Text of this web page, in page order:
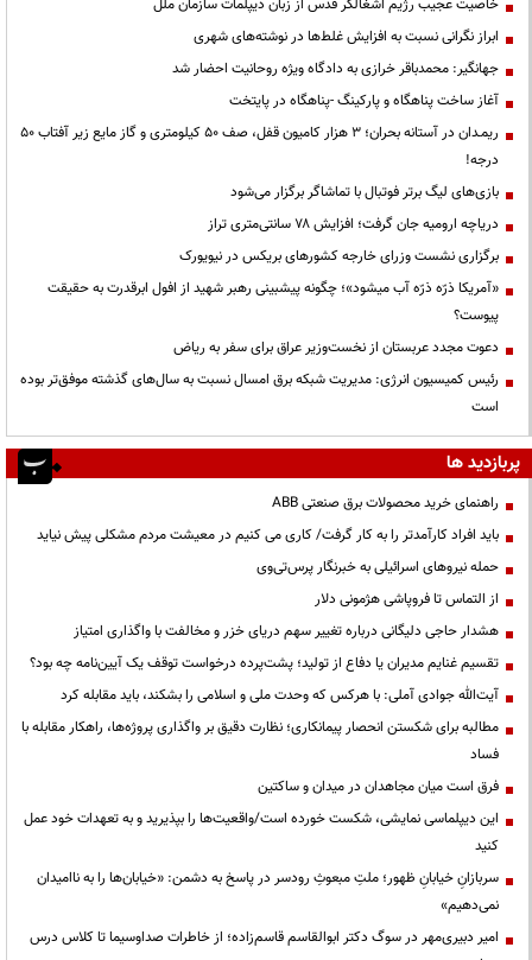
خاصیت عجیب رژیم اشغالگر قدس از زبان دیپلمات سازمان ملل
ابراز نگرانی نسبت به افزایش غلط‌ها در نوشته‌های شهری
جهانگیر: محمدباقر خرازی به دادگاه ویژه روحانیت احضار شد
آغاز ساخت پناهگاه و پارکینگ -پناهگاه در پایتخت
ریمـدان در آستانه بحران؛ ۳ هزار کامیون قفل، صف ۵۰ کیلومتری و گاز مایع زیر آفتاب ۵۰
درجه!
بازی‌های لیگ برتر فوتبال با تماشاگر برگزار می‌شود
دریاچه ارومیه جان گرفت؛ افزایش ۷۸ سانتی‌متری تراز
برگزاری نشست وزرای خارجه کشورهای بریکس در نیویورک
«آمریکا ذرّه ذرّه آب میشود»؛ چگونه پیشبینی رهبر شهید از افول ابرقدرت به حقیقت
پیوست؟
دعوت مجدد عربستان از نخست‌وزیر عراق برای سفر به ریاض
رئیس کمیسیون انرژی: مدیریت شبکه برق امسال نسبت به سال‌های گذشته موفق‌تر بوده
است
پربازدید ها
راهنمای خرید محصولات برق صنعتی ABB
باید افراد کارآمدتر را به کار گرفت/ کاری می کنیم در معیشت مردم مشکلی پیش نیاید
حمله نیروهای اسرائیلی به خبرنگار پرس‌تی‌وی
از التماس تا فروپاشی هژمونی دلار
هشدار حاجی دلیگانی درباره تغییر سهم دریای خزر و مخالفت با واگذاری امتیاز
تقسیم غنایم مدیران یا دفاع از تولید؛ پشت‌پرده درخواست توقف یک آیین‌نامه چه بود؟
آیت‌الله جوادی آملی: با هرکس که وحدت ملی و اسلامی را بشکند، باید مقابله کرد
مطالبه برای شکستن انحصار پیمانکاری؛ نظارت دقیق بر واگذاری پروژه‌ها، راهکار مقابله با
فساد
فرق است میان مجاهدان در میدان و ساکتین
این دیپلماسی نمایشی، شکست خورده است/واقعیت‌ها را بپذیرید و به تعهدات خود عمل
کنید
سربازانِ خیابانِ ظهور؛ ملتِ مبعوثِ رودسر در پاسخ به دشمن: «خیابان‌ها را به ناامیدان
نمی‌دهیم»
امیر دبیری‌مهر در سوگ دکتر ابوالقاسم قاسم‌زاده؛ از خاطرات صداوسیما تا کلاس درس